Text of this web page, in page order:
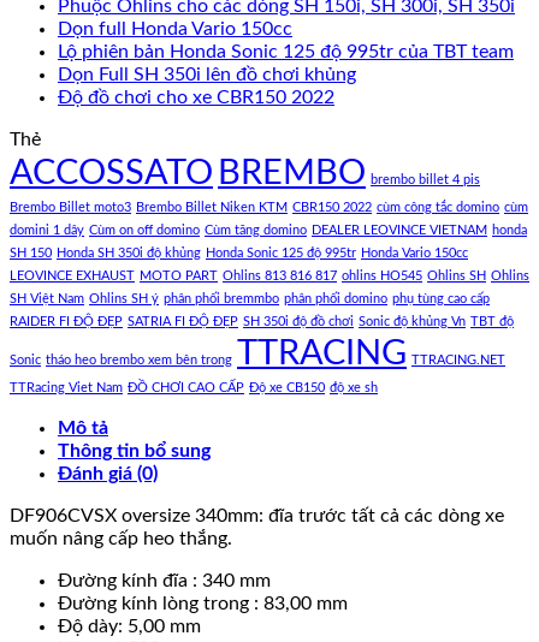
Phuộc Ohlins cho các dòng SH 150i, SH 300i, SH 350i
Dọn full Honda Vario 150cc
Lộ phiên bản Honda Sonic 125 độ 995tr của TBT team
Dọn Full SH 350i lên đồ chơi khủng
Độ đồ chơi cho xe CBR150 2022
Thẻ
ACCOSSATO BREMBO brembo billet 4 pis
Brembo Billet moto3 Brembo Billet Niken KTM CBR150 2022 cùm công tắc domino cùm
domini 1 dây Cùm on off domino Cùm tăng domino DEALER LEOVINCE VIETNAM honda
SH 150 Honda SH 350i độ khủng Honda Sonic 125 độ 995tr Honda Vario 150cc
LEOVINCE EXHAUST MOTO PART Ohlins 813 816 817 ohlins HO545 Ohlins SH Ohlins
SH Việt Nam Ohlins SH ý phân phối bremmbo phân phối domino phụ tùng cao cấp
RAIDER FI ĐỘ ĐẸP SATRIA FI ĐỘ ĐẸP SH 350i độ đồ chơi Sonic độ khủng Vn TBT độ
Sonic tháo heo brembo xem bên trong TTRACING TTRACING.NET
TTRacing Viet Nam ĐỒ CHƠI CAO CẤP Độ xe CB150 độ xe sh
Mô tả
Thông tin bổ sung
Đánh giá (0)
DF906CVSX oversize 340mm: đĩa trước tất cả các dòng xe
muốn nâng cấp heo thắng.
Đường kính đĩa : 340 mm
Đường kính lòng trong : 83,00 mm
Độ dày: 5,00 mm